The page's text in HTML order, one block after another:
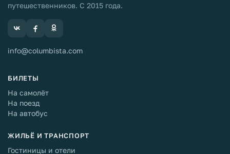
путешественников. С 2015 года.
info@columbista.com
БИЛЕТЫ
На самолёт
На поезд
На автобус
ЖИЛЬЁ И ТРАНСПОРТ
Гостиницы и отели